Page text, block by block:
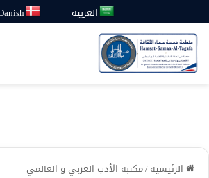
العربية
الرئيسية/مكتبة الأدب العربي و العالمي